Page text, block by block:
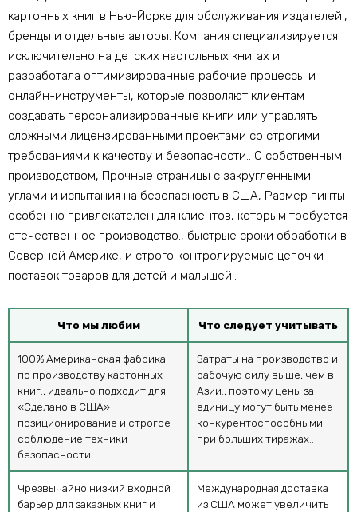
картонных книг в Нью-Йорке для обслуживания издателей.,
бренды и отдельные авторы. Компания специализируется
исключительно на детских настольных книгах и
разработала оптимизированные рабочие процессы и
онлайн-инструменты, которые позволяют клиентам
создавать персонализированные книги или управлять
сложными лицензированными проектами со строгими
требованиями к качеству и безопасности.. С собственным
производством, Прочные страницы с закругленными
углами и испытания на безопасность в США, Размер пинты
особенно привлекателен для клиентов, которым требуется
отечественное производство., быстрые сроки обработки в
Северной Америке, и строго контролируемые цепочки
поставок товаров для детей и малышей..
Что мы любим Что следует учитывать
100% Американская фабрика
по производству картонных
книг., идеально подходит для
«Сделано в США»
позиционирование и строгое
соблюдение техники
безопасности.
Затраты на производство и
рабочую силу выше, чем в
Азии., поэтому цены за
единицу могут быть менее
конкурентоспособными
при больших тиражах..
Чрезвычайно низкий входной
барьер для заказных книг и
Международная доставка
из США может увеличить